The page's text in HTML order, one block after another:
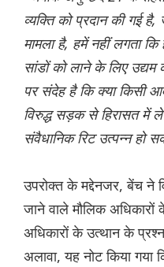
व्यक्ति को प्रदान की गई
मामला है, हमें नहीं लगता कि
सांडों को लाने के लिए उद्यम
पर संदेह है कि क्या किसी
विरुद्ध सड़क से हिरासत में
संवैधानिक रिट उत्पन्न हो
उपरोक्त के मद्देनजर, बेंच ने
जाने वाले मौलिक
अधिकारों के उत्थान के
अलावा, यह नोट किया